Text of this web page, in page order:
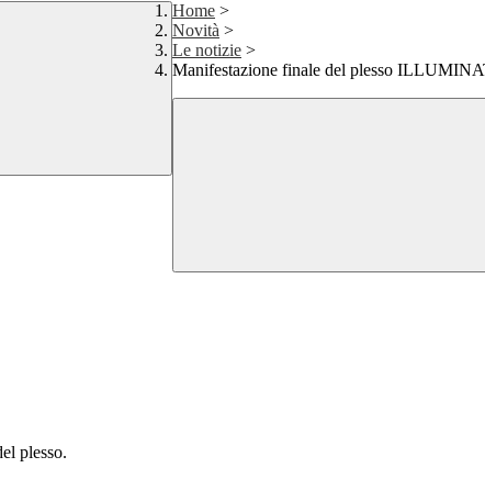
Home >
Novità >
Le notizie >
Manifestazione finale del plesso
plesso.